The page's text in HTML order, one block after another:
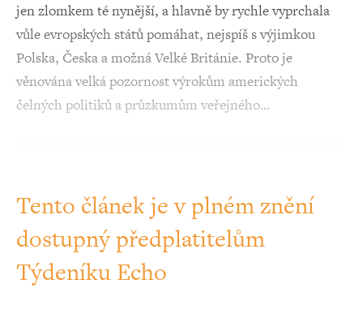
jen zlomkem té nynější, a hlavně by rychle vyprchala
vůle evropských států pomáhat, nejspíš s výjimkou
Polska, Česka a možná Velké Británie. Proto je
věnována velká pozornost výrokům amerických
čelných politiků a průzkumům veřejného…
Tento článek je v plném znění
dostupný předplatitelům
Týdeníku Echo